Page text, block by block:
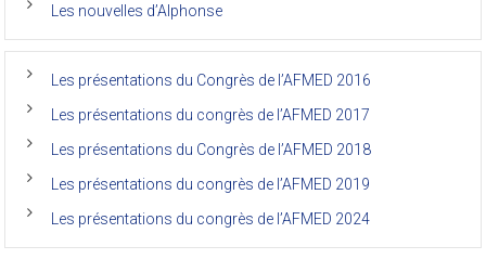
de
de
(Afmed/Unikin)
vécu
Les nouvelles d’Alphonse
Les présentations du Congrès de l’AFMED 2016
Les présentations du congrès de l’AFMED 2017
Les présentations du Congrès de l’AFMED 2018
Les présentations du congrès de l’AFMED 2019
Les présentations du congrès de l’AFMED 2024